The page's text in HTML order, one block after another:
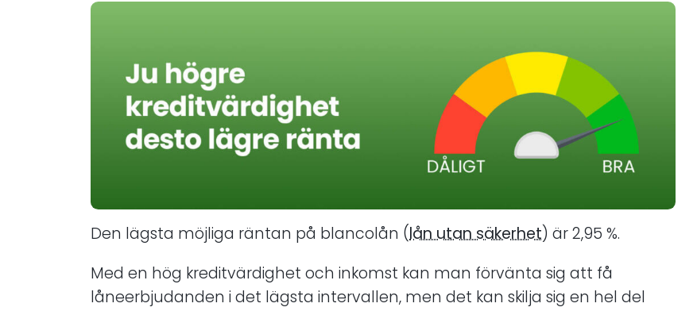
Den lägsta möjliga räntan på blancolån (lån utan säkerhet) är 2,95 %.
Med en hög kreditvärdighet och inkomst kan man förvänta sig att få
låneerbjudanden i det lägsta intervallen, men det kan skilja sig en hel del